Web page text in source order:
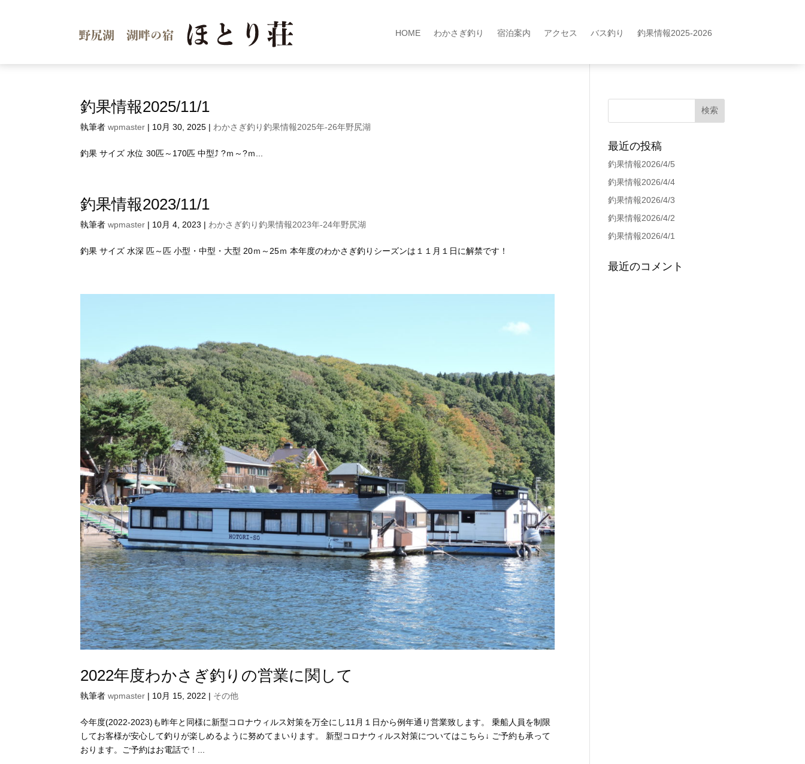
HOME わかさぎ釣り 宿泊案内 アクセス バス釣り 釣果情報2025-2026
釣果情報2025/11/1
執筆者wpmaster | 10月 30, 2025 | わかさぎ釣り釣果情報2025年-26年野尻湖
釣果 サイズ 水位 30匹～170匹 中型⤴ ?ｍ～?ｍ...
釣果情報2023/11/1
執筆者wpmaster | 10月 4, 2023 | わかさぎ釣り釣果情報2023年-24年野尻湖
釣果 サイズ 水深 匹～匹 小型・中型・大型 20ｍ～25ｍ 本年度のわかさぎ釣りシーズンは１１月１日に解禁です！
2022年度わかさぎ釣りの営業に関して
執筆者wpmaster | 10月 15, 2022 | その他
今年度(2022-2023)も昨年と同様に新型コロナウィルス対策を万全にし11月１日から例年通り営業致します。 乗船人員を制限
してお客様が安心して釣りが楽しめるように努めてまいります。 新型コロナウィルス対策についてはこちら↓ ご予約も承って
おります。ご予約はお電話で！...
最近の投稿
釣果情報2026/4/5
釣果情報2026/4/4
釣果情報2026/4/3
釣果情報2026/4/2
釣果情報2026/4/1
最近のコメント